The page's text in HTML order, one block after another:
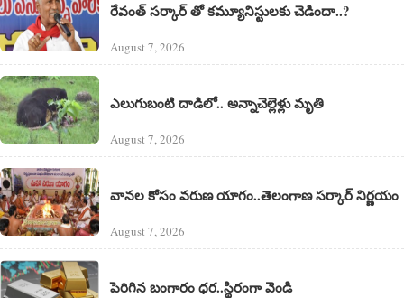
రేవంత్ సర్కార్ తో కమ్యూనిస్టులకు చెడిందా..?
August 7, 2026
ఎలుగుబంటి దాడిలో.. అన్నాచెల్లెళ్లు మృతి
August 7, 2026
వానల కోసం వరుణ యాగం..తెలంగాణ సర్కార్ నిర్ణయం
August 7, 2026
పెరిగిన బంగారం ధర..స్థిరంగా వెండి